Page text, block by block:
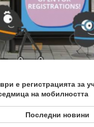
е регистрацията за
на мобилността
Последни новини